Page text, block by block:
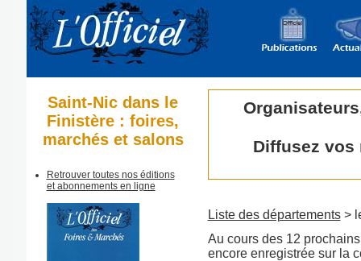
Saint-Nic dans le
Finistère : foires,
marchés et salons
Retrouver toutes nos éditions
et abonnements en ligne
Diffusez vos
Liste des départements>
Au cours des 12
encore enregistrée sur la